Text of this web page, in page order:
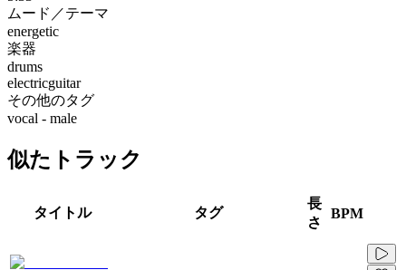
ムード／テーマ
energetic
楽器
drums
electricguitar
その他のタグ
vocal - male
似たトラック
タイトル タグ
長
さ
BPM